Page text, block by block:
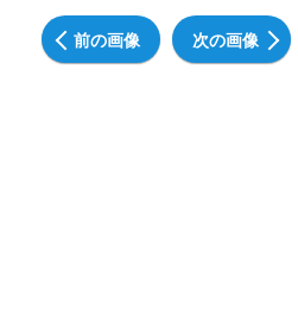
前の画像 次の画像